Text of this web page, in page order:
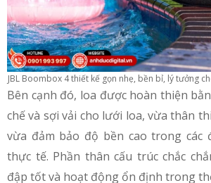
JBL Boombox 4 thiết kế gọn nhẹ, bền bỉ, lý tưởng
Bên cạnh đó, loa được hoàn thiện
chế và sợi vải cho lưới loa, vừa thân
vừa đảm bảo độ bền cao trong các
thực tế. Phần thân cấu trúc chắc
đập tốt và hoạt động ổn định trong